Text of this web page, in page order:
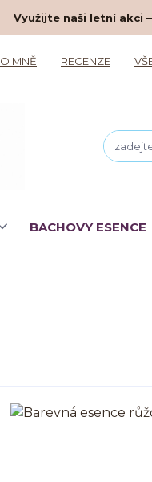
Využijte naši letní akci
O MNĚ RECENZE
BACHOVY ESENCE